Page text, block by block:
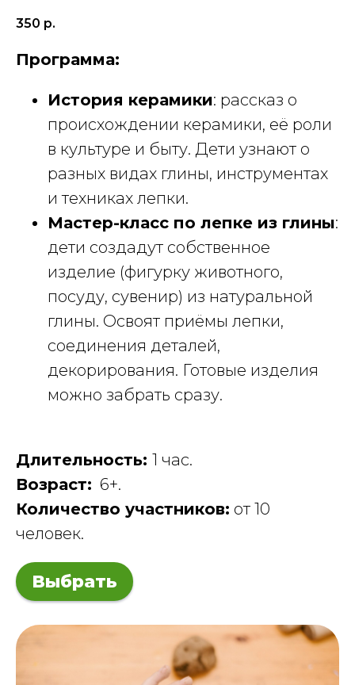
350 р.
Программа:
История керамики: рассказ о
происхождении керамики, её роли
в культуре и быту. Дети узнают о
разных видах глины, инструментах
и техниках лепки.
Мастер-класс по лепке из глины:
дети создадут собственное
изделие (фигурку животного,
посуду, сувенир) из натуральной
глины. Освоят приёмы лепки,
соединения деталей,
декорирования. Готовые изделия
можно забрать сразу.
Длительность: 1 час.
Возраст: 6+.
Количество участников: от 10
человек.
Выбрать